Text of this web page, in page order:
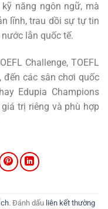
năng ngôn ngữ, mà
lĩnh, trau dồi sự tự tin
lẫn quốc tế.
Challenge, TOEFL
đến các sân chơi quốc
Edupia Champions
trị riêng và phù hợp
. Đánh dấu liên kết thường